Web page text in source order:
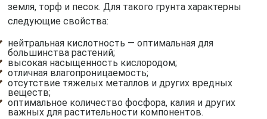
земля, торф и песок. Для такого грунта характерны
следующие свойства:
нейтральная кислотность — оптимальная для
большинства растений;
высокая насыщенность кислородом;
отличная влагопроницаемость;
отсутствие тяжелых металлов и других вредных
веществ;
оптимальное количество фосфора, калия и других
важных для растительности компонентов.